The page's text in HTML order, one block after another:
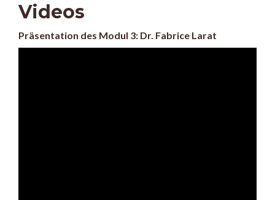
Videos
Präsentation des Modul 3: Dr. Fabrice Larat